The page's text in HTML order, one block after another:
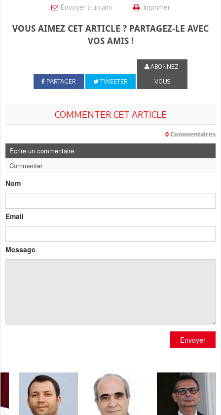
Envoyer à un ami Imprimer
VOUS AIMEZ CET ARTICLE ? PARTAGEZ-LE AVEC
VOS AMIS !
PARTAGER TWEETER
ABONNEZ-
VOUS
COMMENTER CET ARTICLE
0 Commentaires
Ecrire un commentaire
Commenter
Nom
Email
Message
Envoyer